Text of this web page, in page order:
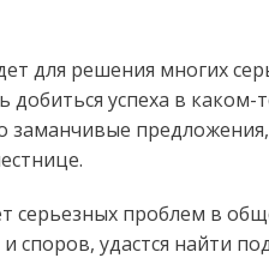
для решения многих
добиться успеха в
заманчивые предложения,
серьезных проблем в
и споров, удастся найти